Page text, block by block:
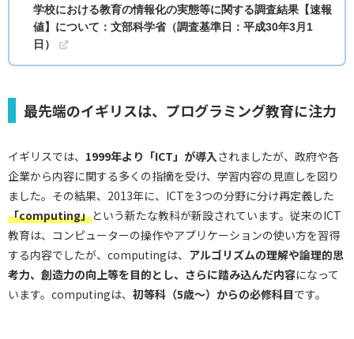
学校における教育の情報化の実態等に関する調査結果【速報
値】について：文部科学省（調査基準日：平成30年3月1
日）
最先端のイギリスは、プログラミング教育に注力
イギリスでは、 1999年より「ICT」が導入 されましたが、政府や各
企業から内容に関する多くの指摘を受け、学習内容の見直しを図り
ました。その結果、2013年に、ICTを3つの分野に分け再定義した
「computing」という新たな教科が新設されています。従来のICT
教育は、コンピューターの操作やアプリケーションの使い方を習得
する内容でしたが、computingは、 アルゴリズムの理解や論理的思
考力、創造力の向上等を目的とし、さらに踏み込んだ内容になって
います。computingは、 初等科（5歳～）からの必修科目です。